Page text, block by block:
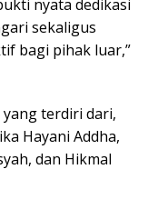
nyata dedikasi
sekaligus
bagi pihak luar,”
terdiri dari,
Hayani Addha,
dan Hikmal